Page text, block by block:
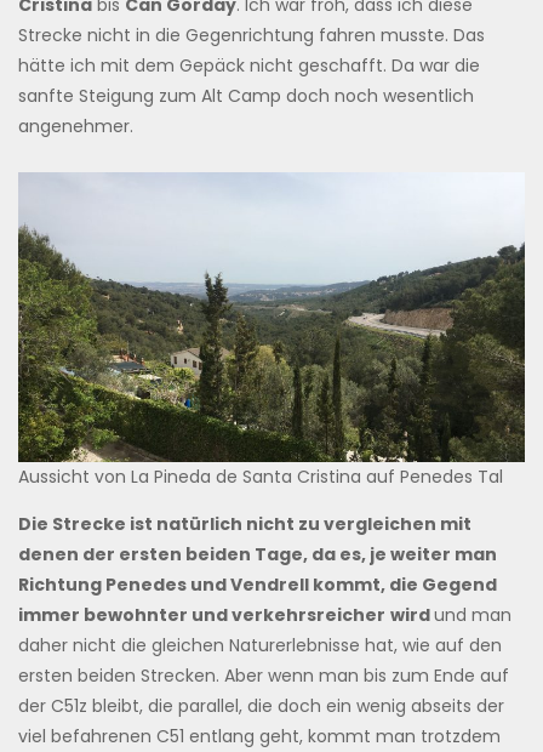
Cristina bis Can Gorday. Ich war froh, dass ich diese
Strecke nicht in die Gegenrichtung fahren musste. Das
hätte ich mit dem Gepäck nicht geschafft. Da war die
sanfte Steigung zum Alt Camp doch noch wesentlich
angenehmer.
Aussicht von La Pineda de Santa Cristina auf Penedes Tal
Die Strecke ist natürlich nicht zu vergleichen mit
denen der ersten beiden Tage, da es, je weiter man
Richtung Penedes und Vendrell kommt, die Gegend
immer bewohnter und verkehrsreicher wirdund man
daher nicht die gleichen Naturerlebnisse hat, wie auf den
ersten beiden Strecken. Aber wenn man bis zum Ende auf
der C51z bleibt, die parallel, die doch ein wenig abseits der
viel befahrenen C51 entlang geht, kommt man trotzdem